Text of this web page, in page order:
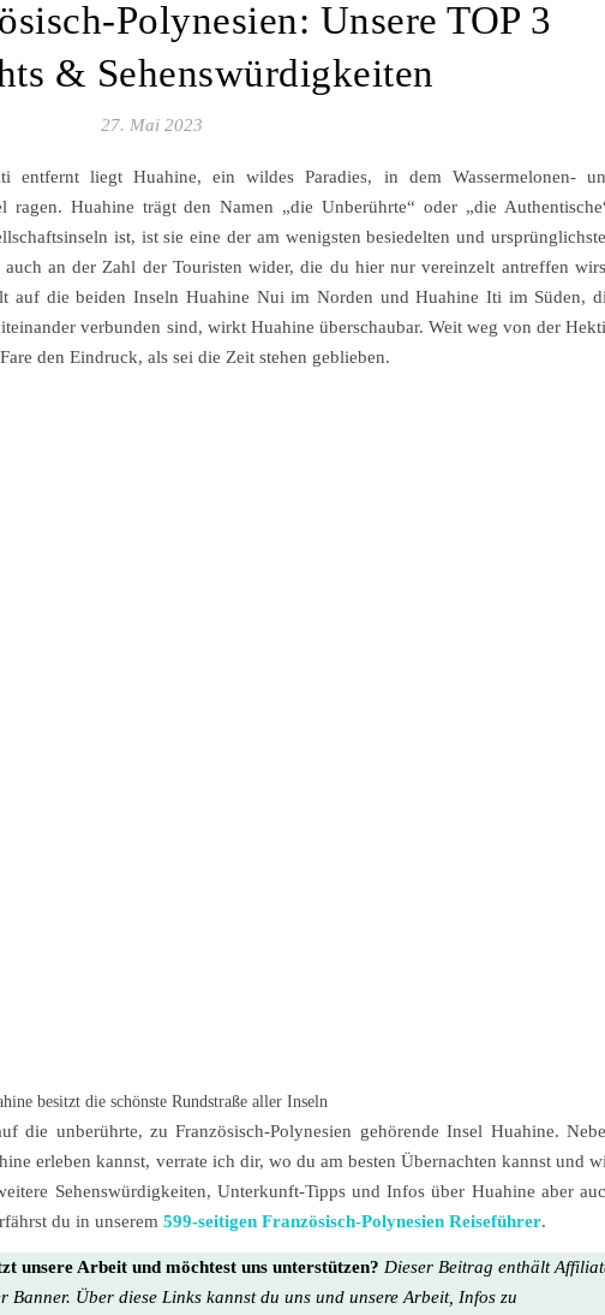
Polynesien: Unsere TOP 3
& Sehenswürdigkeiten
27. Mai 2023
entfernt liegt Huahine, ein wildes Paradies, in dem Wassermelonen-
ragen. Huahine trägt den Namen „die Unberührte“ oder „die
ist, ist sie eine der am wenigsten besiedelten und
an der Zahl der Touristen wider, die du hier nur vereinzelt antreffen
auf die beiden Inseln Huahine Nui im Norden und Huahine Iti im Süden,
verbunden sind, wirkt Huahine überschaubar. Weit weg von der
den Eindruck, als sei die Zeit stehen geblieben.
besitzt die schönste Rundstraße aller Inseln
die unberührte, zu Französisch-Polynesien gehörende Insel Huahine.
erleben kannst, verrate ich dir, wo du am besten Übernachten kannst und
Sehenswürdigkeiten, Unterkunft-Tipps und Infos über Huahine aber
du in unserem 599-seitigen Französisch-Polynesien Reiseführer.
unsere Arbeit und möchtest uns unterstützen? Dieser Beitrag enthält
Über diese Links kannst du uns und unsere Arbeit, Infos zu